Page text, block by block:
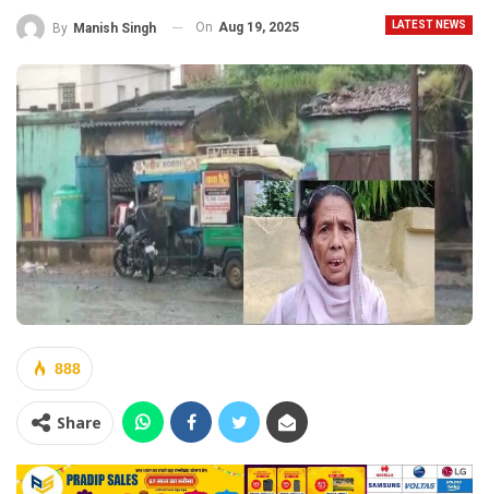
LATEST NEWS
By Manish Singh On Aug 19, 2025
888
Share